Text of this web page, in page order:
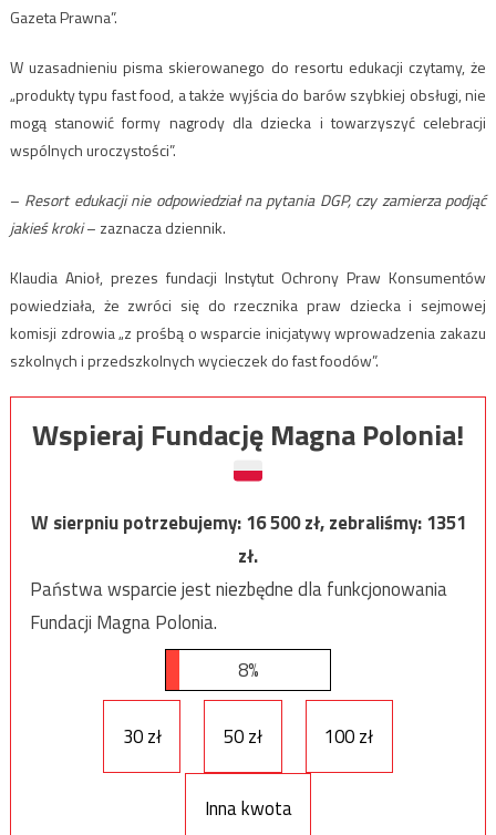
Gazeta Prawna”.
W uzasadnieniu pisma skierowanego do resortu edukacji czytamy, że
„produkty typu fast food, a także wyjścia do barów szybkiej obsługi, nie
mogą stanowić formy nagrody dla dziecka i towarzyszyć celebracji
wspólnych uroczystości”.
– Resort edukacji nie odpowiedział na pytania DGP, czy zamierza podjąć
jakieś kroki– zaznacza dziennik.
Klaudia Anioł, prezes fundacji Instytut Ochrony Praw Konsumentów
powiedziała, że zwróci się do rzecznika praw dziecka i sejmowej
komisji zdrowia „z prośbą o wsparcie inicjatywy wprowadzenia zakazu
szkolnych i przedszkolnych wycieczek do fast foodów”.
Wspieraj Fundację Magna Polonia!
W sierpniu potrzebujemy:16 500zł, zebraliśmy:1351
zł.
Państwa wsparcie jest niezbędne dla funkcjonowania
Fundacji Magna Polonia.
8%
30 zł 50 zł 100 zł
Inna kwota